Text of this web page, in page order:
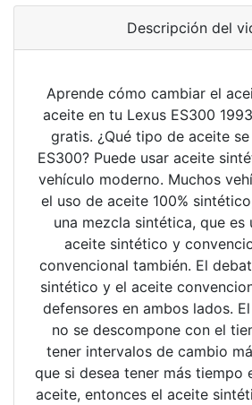
Descripción del
Aprende cómo cambiar el
aceite en tu Lexus ES300
gratis. ¿Qué tipo de aceite
ES300? Puede usar aceite
vehículo moderno. Muchos
el uso de aceite 100%
una mezcla sintética, que es
aceite sintético y
convencional también. El
sintético y el aceite
defensores en ambos lados.
no se descompone con el
tener intervalos de cambio
que si desea tener más tiempo
aceite, entonces el aceite